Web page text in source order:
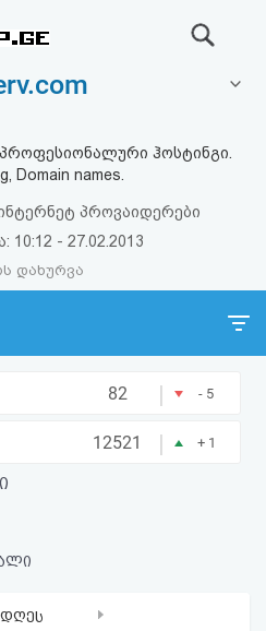
ჰოსტინგი.
Domain names.
პროვაიდერები
- 27.02.2013
დახურვა
82 | - 5
12521 | + 1
დღეს ›